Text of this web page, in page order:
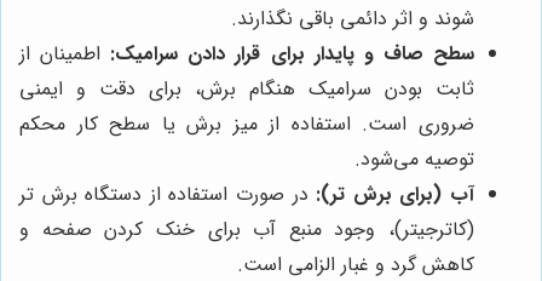
شوند و اثر دائمی باقی نگذارند.
سطح صاف و پایدار برای قرار دادن سرامیک: اطمینان از
ثابت بودن سرامیک هنگام برش، برای دقت و ایمنی
ضروری است. استفاده از میز برش یا سطح کار محکم
توصیه می‌شود.
آب (برای برش تر): در صورت استفاده از دستگاه برش تر
(کاترجیتر)، وجود منبع آب برای خنک کردن صفحه و
کاهش گرد و غبار الزامی است.